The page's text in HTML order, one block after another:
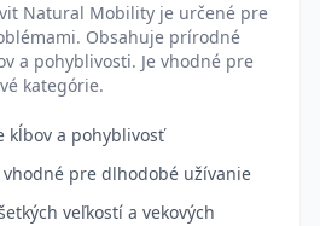
Natural Mobility je určené pre
Obsahuje prírodné
a pohyblivosti. Je vhodné pre
kategórie.
kĺbov a pohyblivosť
pre dlhodobé užívanie
veľkostí a vekových